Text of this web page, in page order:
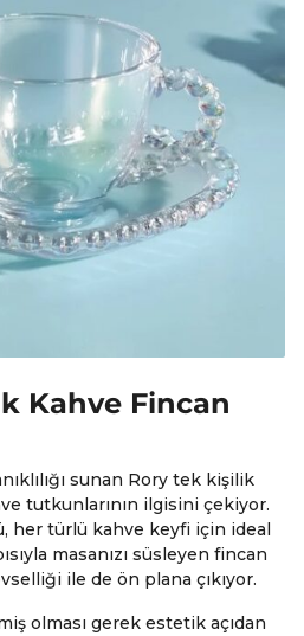
Kahve Fincan
sunan Rory tek kişilik
tutkunlarının ilgisini çekiyor.
her türlü kahve keyfi için ideal
masanızı süsleyen fincan
ile de ön plana çıkıyor.
olması gerek estetik açıdan